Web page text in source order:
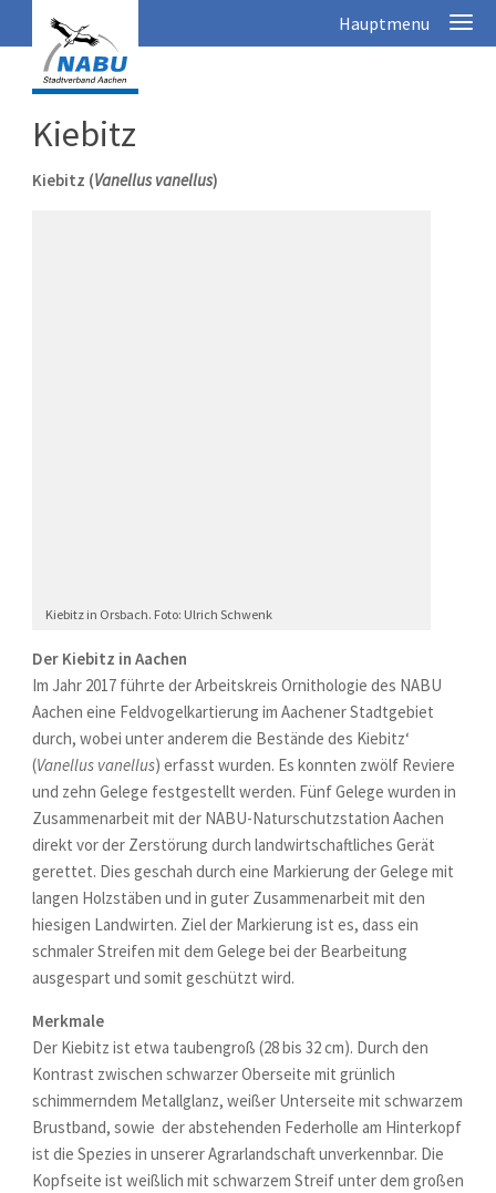
Kiebitz
Kiebitz (Vanellus vanellus)
Kiebitz in Orsbach. Foto: Ulrich Schwenk
Der Kiebitz in Aachen
Im Jahr 2017 führte der Arbeitskreis Ornithologie des NABU
Aachen eine Feldvogelkartierung im Aachener Stadtgebiet
durch, wobei unter anderem die Bestände des Kiebitz‘
(Vanellus vanellus) erfasst wurden. Es konnten zwölf Reviere
und zehn Gelege festgestellt werden. Fünf Gelege wurden in
Zusammenarbeit mit der NABU-Naturschutzstation Aachen
direkt vor der Zerstörung durch landwirtschaftliches Gerät
gerettet. Dies geschah durch eine Markierung der Gelege mit
langen Holzstäben und in guter Zusammenarbeit mit den
hiesigen Landwirten. Ziel der Markierung ist es, dass ein
schmaler Streifen mit dem Gelege bei der Bearbeitung
ausgespart und somit geschützt wird.
Merkmale
Der Kiebitz ist etwa taubengroß (28 bis 32 cm). Durch den
Kontrast zwischen schwarzer Oberseite mit grünlich
schimmerndem Metallglanz, weißer Unterseite mit schwarzem
Brustband, sowie der abstehenden Federholle am Hinterkopf
ist die Spezies in unserer Agrarlandschaft unverkennbar. Die
Kopfseite ist weißlich mit schwarzem Streif unter dem großen